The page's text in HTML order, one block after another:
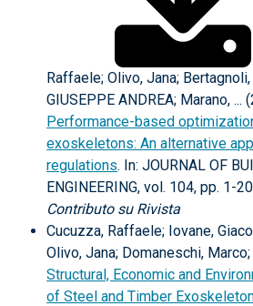
Raffaele; Olivo, Jana;
GIUSEPPE ANDREA; Marano, ...
Performance-based
exoskeletons: An alternative
regulations. In: JOURNAL OF
ENGINEERING, vol. 104, pp. 1-
Contributo su Rivista
Cucuzza, Raffaele; Iovane,
Olivo, Jana; Domaneschi, Marco;
Structural, Economic and
of Steel and Timber